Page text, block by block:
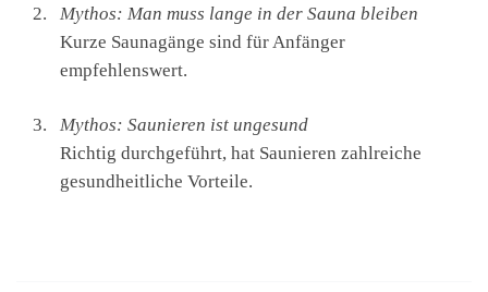
Mythos: Man muss lange in der Sauna bleiben
Kurze Saunagänge sind für Anfänger
empfehlenswert.
Mythos: Saunieren ist ungesund
Richtig durchgeführt, hat Saunieren zahlreiche
gesundheitliche Vorteile.